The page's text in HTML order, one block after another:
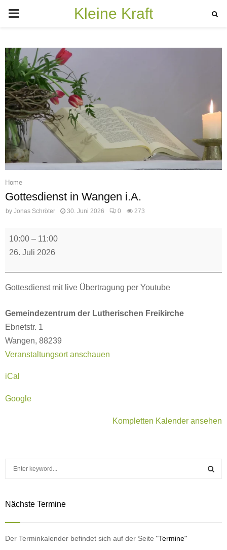
PRIMARY
Kleine Kraft
Home
Gottesdienst in Wangen i.A.
by Jonas Schröter 30. Juni 2026 0 273
Gottesdienst
in
i.A.
10:00 – 11:00
26. Juli 2026
Gottesdienst mit live Übertragung per Youtube
Gemeindezentrum der Lutherischen Freikirche
Ebnetstr. 1
Wangen, 88239
Veranstaltungsort anschauen
iCal
Google
Kompletten Kalender ansehen
c
o
Nächste Termine
Der Terminkalender befindet sich auf der Seite "Termine"